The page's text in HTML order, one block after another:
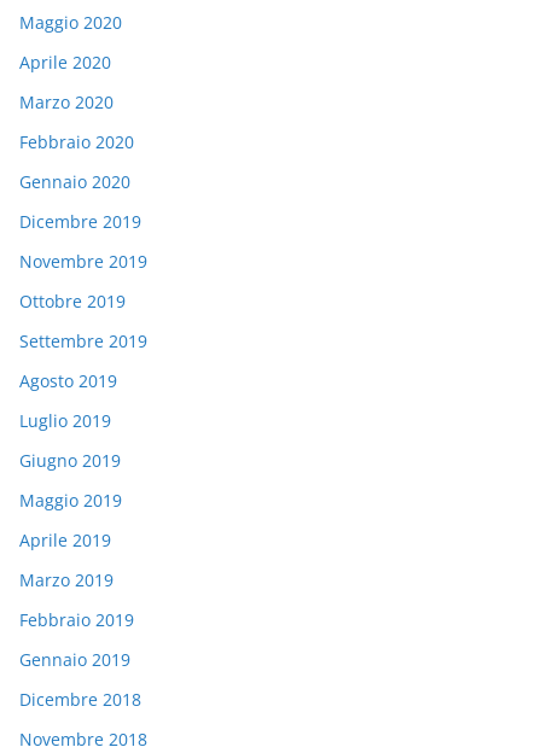
Maggio 2020
Aprile 2020
Marzo 2020
Febbraio 2020
Gennaio 2020
Dicembre 2019
Novembre 2019
Ottobre 2019
Settembre 2019
Agosto 2019
Luglio 2019
Giugno 2019
Maggio 2019
Aprile 2019
Marzo 2019
Febbraio 2019
Gennaio 2019
Dicembre 2018
Novembre 2018